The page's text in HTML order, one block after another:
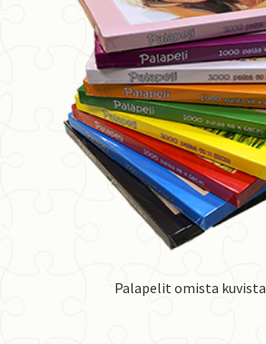
Palapelit omista kuvista